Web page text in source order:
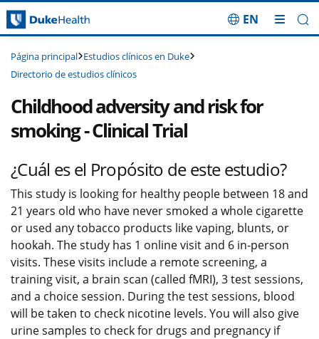
Saltar navegación
EN
Página principal Estudios clínicos en Duke
Directorio de estudios clínicos
Childhood adversity and risk for
smoking - Clinical Trial
¿Cuál es el Propósito de este estudio?
This study is looking for healthy people between 18 and
21 years old who have never smoked a whole cigarette
or used any tobacco products like vaping, blunts, or
hookah. The study has 1 online visit and 6 in-person
visits. These visits include a remote screening, a
training visit, a brain scan (called fMRI), 3 test sessions,
and a choice session. During the test sessions, blood
will be taken to check nicotine levels. You will also give
urine samples to check for drugs and pregnancy if